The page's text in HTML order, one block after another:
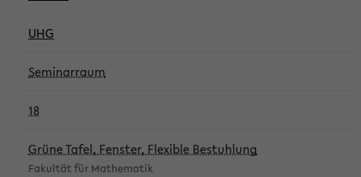
UHG
Seminarraum
18
Grüne Tafel, Fenster, Flexible Bestuhlung
Fakultät für Mathematik